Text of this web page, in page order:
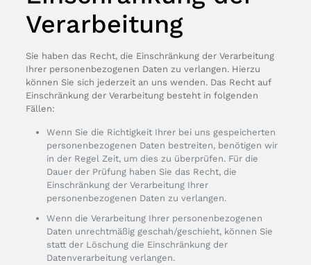
Verarbeitung
Sie haben das Recht, die Einschränkung der Verarbeitung
Ihrer personenbezogenen Daten zu verlangen. Hierzu
können Sie sich jederzeit an uns wenden. Das Recht auf
Einschränkung der Verarbeitung besteht in folgenden
Fällen:
Wenn Sie die Richtigkeit Ihrer bei uns gespeicherten
personenbezogenen Daten bestreiten, benötigen wir
in der Regel Zeit, um dies zu überprüfen. Für die
Dauer der Prüfung haben Sie das Recht, die
Einschränkung der Verarbeitung Ihrer
personenbezogenen Daten zu verlangen.
Wenn die Verarbeitung Ihrer personenbezogenen
Daten unrechtmäßig geschah/geschieht, können Sie
statt der Löschung die Einschränkung der
Datenverarbeitung verlangen.